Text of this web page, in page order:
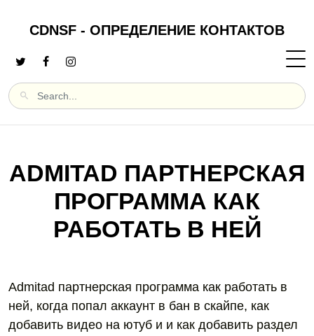
CDNSF - ОПРЕДЕЛЕНИЕ КОНТАКТОВ
ADMITAD ПАРТНЕРСКАЯ
ПРОГРАММА КАК
РАБОТАТЬ В НЕЙ
Admitad партнерская программа как работать в
ней, когда попал аккаунт в бан в скайпе, как
добавить видео на ютуб и и как добавить раздел